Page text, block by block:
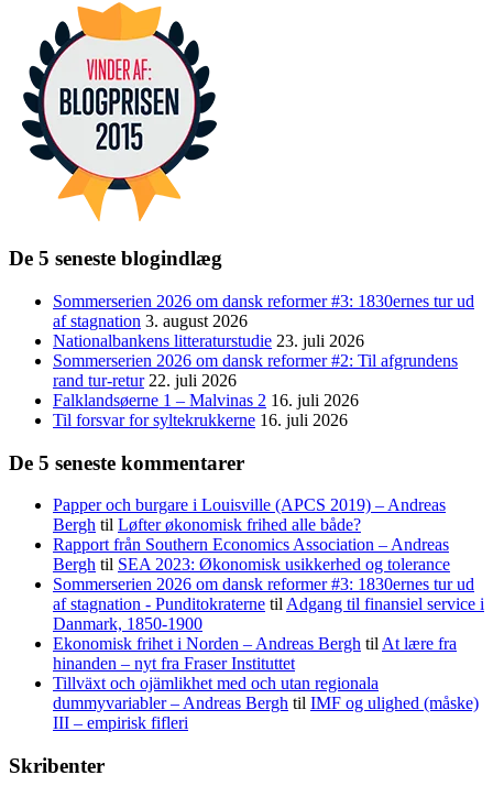
De 5 seneste blogindlæg
Sommerserien 2026 om dansk reformer #3: 1830ernes tur ud
af stagnation 3. august 2026
Nationalbankens litteraturstudie 23. juli 2026
Sommerserien 2026 om dansk reformer #2: Til afgrundens
rand tur-retur 22. juli 2026
Falklandsøerne 1 – Malvinas 2 16. juli 2026
Til forsvar for syltekrukkerne 16. juli 2026
De 5 seneste kommentarer
Papper och burgare i Louisville (APCS 2019) – Andreas
Bergh til Løfter økonomisk frihed alle både?
Rapport från Southern Economics Association – Andreas
Bergh til SEA 2023: Økonomisk usikkerhed og tolerance
Sommerserien 2026 om dansk reformer #3: 1830ernes tur ud
af stagnation - Punditokraterne til Adgang til finansiel service i
Danmark, 1850-1900
Ekonomisk frihet i Norden – Andreas Bergh til At lære fra
hinanden – nyt fra Fraser Instituttet
Tillväxt och ojämlikhet med och utan regionala
dummyvariabler – Andreas Bergh til IMF og ulighed (måske)
III – empirisk fifleri
Skribenter